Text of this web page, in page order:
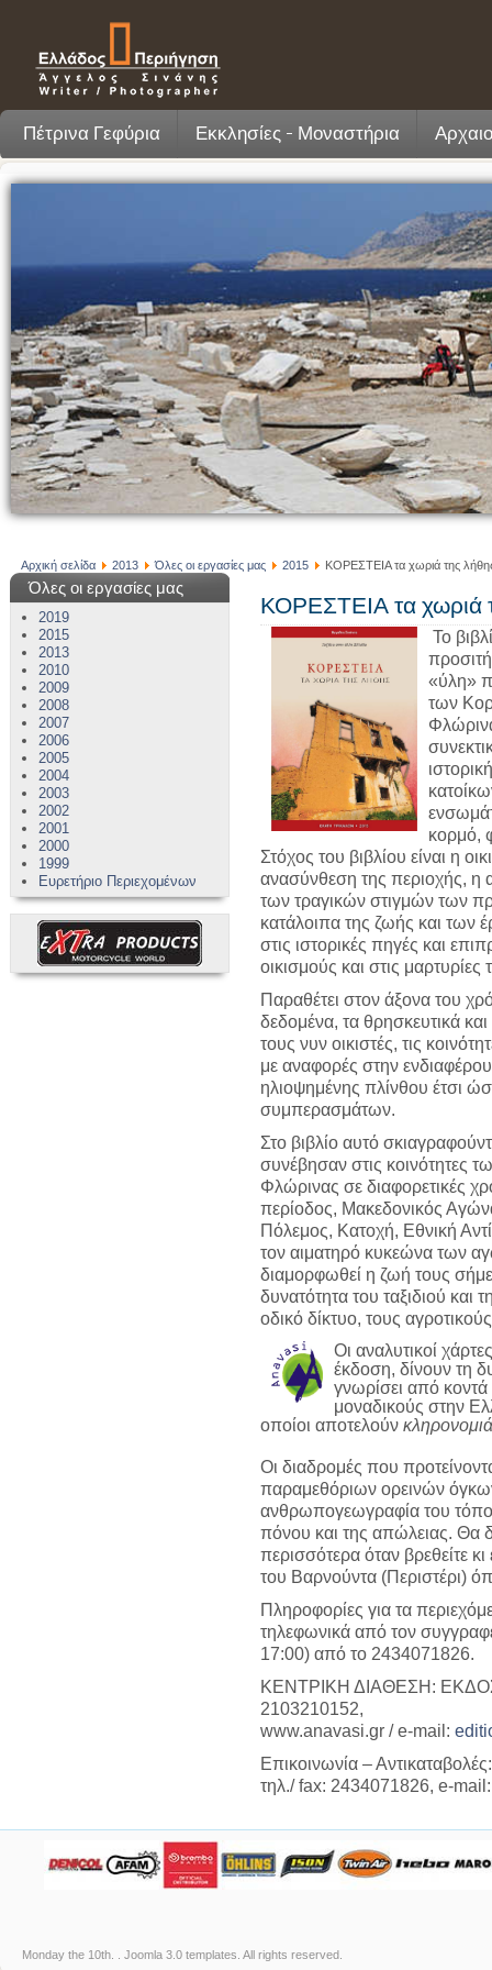
Πέτρινα Γεφύρια Εκκλησίες - Μοναστήρια
Αρχική σελίδα 2013 Όλες οι εργασίες μας 2015 ΚΟΡΕΣΤΕΙΑ τα χωριά της
Όλες οι εργασίες μας
2019
2015
2013
2010
2009
2008
2007
2006
2005
2004
2003
2002
2001
2000
1999
Ευρετήριο Περιεχομένων
ΚΟΡΕΣΤΕΙΑ τα χωριά
Το
«ύλη»
των
κορμό,
Στόχος του βιβλίου είναι η
ανασύνθεση της περιοχής, η
των τραγικών στιγμών των
κατάλοιπα της ζωής και των
στις ιστορικές πηγές και
οικισμούς και στις
Παραθέτει στον άξονα του
δεδομένα, τα θρησκευτικά
τους νυν οικιστές, τις
με αναφορές στην
ηλιοψημένης πλίνθου έτσι
συμπερασμάτων.
Στο βιβλίο αυτό
συνέβησαν στις κοινότητες
Φλώρινας σε διαφορετικές
περίοδος, Μακεδονικός
Πόλεμος, Κατοχή, Εθνική
τον αιματηρό κυκεώνα των
διαμορφωθεί η ζωή τους
δυνατότητα του ταξιδιού
οδικό δίκτυο, τους
Οι αναλυτικοί
έκδοση, δίνουν τη
γνωρίσει από
μοναδικούς στην
οποίοι αποτελούν
Οι διαδρομές που
παραμεθόριων ορεινών
ανθρωπογεωγραφία του
πόνου και της απώλειας. Θα
περισσότερα όταν βρεθείτε κι
του Βαρνούντα (Περιστέρι)
Πληροφορίες για τα
τηλεφωνικά από τον
17:00) από το 2434071826.
ΚΕΝΤΡΙΚΗ ΔΙΑΘΕΣΗ:
2103210152,
www.anavasi.gr / e-mail:
Επικοινωνία –
τηλ./ fax: 2434071826, e-
Monday the 10th. . Joomla 3.0 templates . All rights reserved.